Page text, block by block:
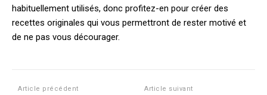
habituellement utilisés, donc profitez-en pour créer des
recettes originales qui vous permettront de rester motivé et
de ne pas vous décourager.
Article précédent Article suivant